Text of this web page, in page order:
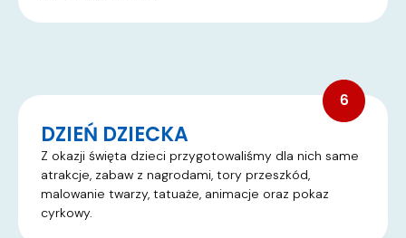
DZIEŃ DZIECKA
Z okazji święta dzieci przygotowaliśmy dla nich same
atrakcje, zabaw z nagrodami, tory przeszkód,
malowanie twarzy, tatuaże, animacje oraz pokaz
cyrkowy.